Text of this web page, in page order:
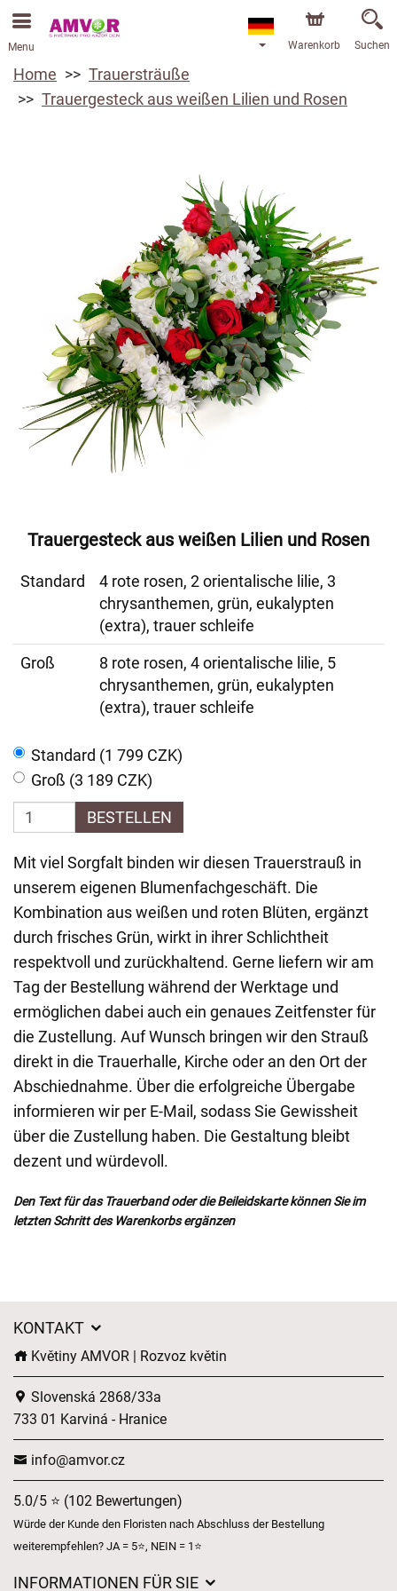
Menu Warenkorb Suchen
Home
Trauersträuße
Trauergesteck aus weißen Lilien und Rosen
Trauergesteck aus weißen Lilien und Rosen
Standard
4 rote rosen, 2 orientalische lilie, 3
chrysanthemen, grün, eukalypten
(extra), trauer schleife
Groß
8 rote rosen, 4 orientalische lilie, 5
chrysanthemen, grün, eukalypten
(extra), trauer schleife
Standard (1 799 CZK)
Groß (3 189 CZK)
BESTELLEN
Mit viel Sorgfalt binden wir diesen Trauerstrauß in
unserem eigenen Blumenfachgeschäft. Die
Kombination aus weißen und roten Blüten, ergänzt
durch frisches Grün, wirkt in ihrer Schlichtheit
respektvoll und zurückhaltend. Gerne liefern wir am
Tag der Bestellung während der Werktage und
ermöglichen dabei auch ein genaues Zeitfenster für
die Zustellung. Auf Wunsch bringen wir den Strauß
direkt in die Trauerhalle, Kirche oder an den Ort der
Abschiednahme. Über die erfolgreiche Übergabe
informieren wir per E-Mail, sodass Sie Gewissheit
über die Zustellung haben. Die Gestaltung bleibt
dezent und würdevoll.
Den Text für das Trauerband oder die Beileidskarte können Sie im
letzten Schritt des Warenkorbs ergänzen
KONTAKT
Květiny AMVOR | Rozvoz květin
Slovenská 2868/33a
733 01 Karviná - Hranice
info@amvor.cz
5.0/5 ⭐ (102 Bewertungen)
Würde der Kunde den Floristen nach Abschluss der Bestellung
weiterempfehlen? JA = 5⭐, NEIN = 1⭐
INFORMATIONEN FÜR SIE